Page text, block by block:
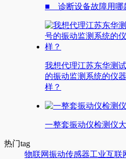
■ 诊断设备故障用哪
我想代理江苏东华测
的振动监测系统的仪
样？
一整套振动仪检测仪
热门tag
物联网振动传感器工业互联